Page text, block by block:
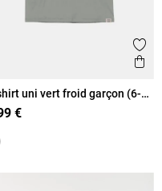
favoris
rapide
uni vert froid garçon (6-
€